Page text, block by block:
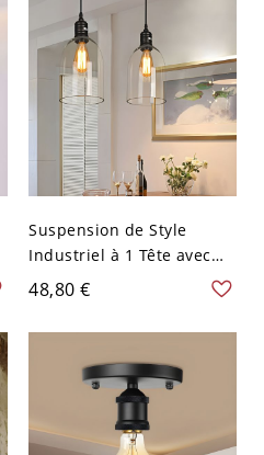
Suspension de Style
Industriel à 1 Tête avec
Abat-Jour de Cloche en
Verre Clair Lampe
Suspendue avec Raccord
Transparent
48,80 €